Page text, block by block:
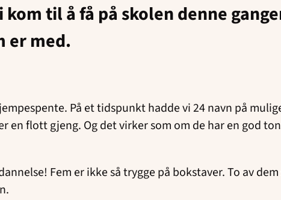
til å få på skolen denne
er med.
På et tidspunkt hadde vi 24 navn på
en flott gjeng. Og det virker som om de har en god
Fem er ikke så trygge på bokstaver. To av